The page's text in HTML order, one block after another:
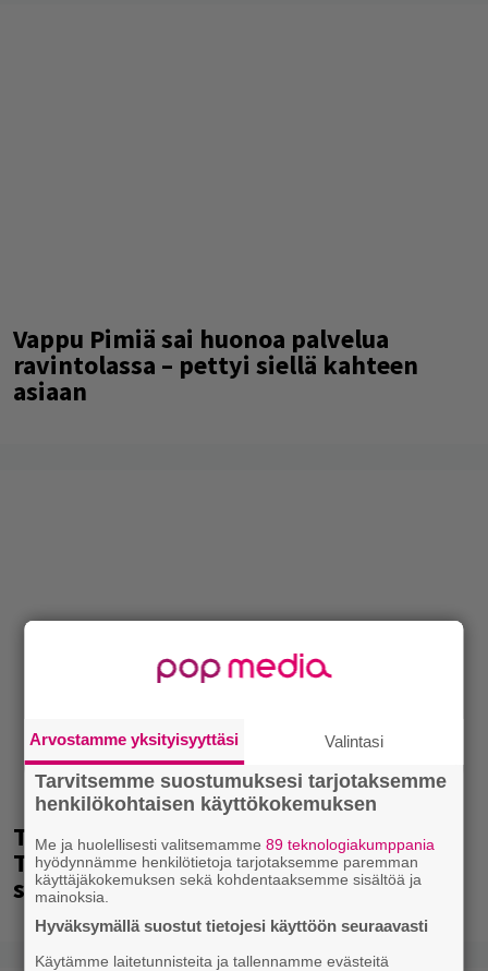
Vappu Pimiä sai huonoa palvelua
ravintolassa – pettyi siellä kahteen
asiaan
Tänään tv:ssä: Steven Spielbergin ja
Tom Cruisen kaveruus loppui 21 vuotta
sitten – Syynä Cruisen nolo käytös
Arvostamme yksityisyyttäsi Valintasi
Tarvitsemme suostumuksesi tarjotaksemme
henkilökohtaisen käyttökokemuksen
Me ja huolellisesti valitsemamme89 teknologiakumppania
hyödynnämme henkilötietoja tarjotaksemme paremman
käyttäjäkokemuksen sekä kohdentaaksemme sisältöä ja
mainoksia.
Hyväksymällä suostut tietojesi käyttöön seuraavasti
Käytämme laitetunnisteita ja tallennamme evästeitä